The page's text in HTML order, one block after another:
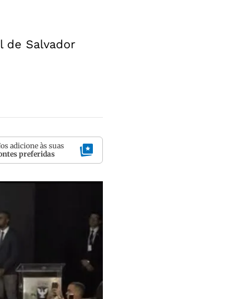
de Salvador
adicione às suas
preferidas